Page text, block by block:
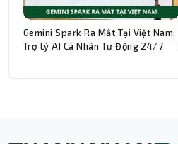
Gemini Spark Ra Mắt Tại Việt Nam:
Trợ Lý AI Cá Nhân Tự Động 24/7